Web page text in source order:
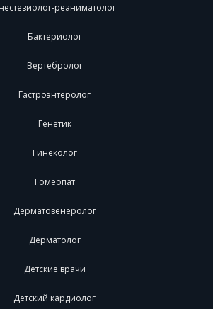
реаниматолог
Бактериолог
Вертебролог
Гастроэнтеролог
Генетик
Гинеколог
Гомеопат
Дерматовенеролог
Дерматолог
Детские врачи
Детский кардиолог